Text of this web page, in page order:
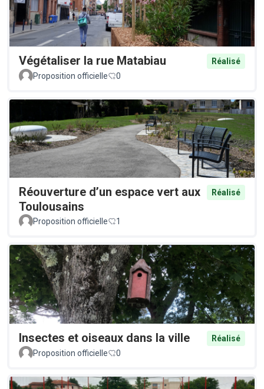
Végétaliser la rue Matabiau
Réalisé
Proposition officielle
0
Réouverture d’un espace vert aux
Toulousains
Réalisé
Proposition officielle 1
Insectes et oiseaux dans la ville
Réalisé
Proposition officielle
0